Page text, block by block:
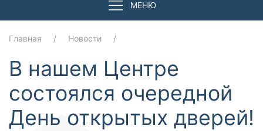
МЕНЮ
Главная Новости
В нашем Центре
состоялся очередной
День открытых дверей!